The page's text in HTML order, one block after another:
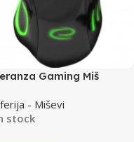
Gaming Miš
- Miševi
stock